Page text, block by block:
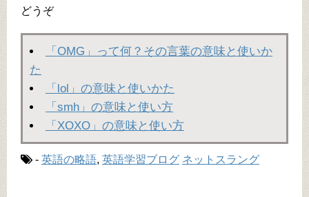
どうぞ
「OMG」って何？その言葉の意味と使いか
た
「lol」の意味と使いかた
「smh」の意味と使い方
「XOXO」の意味と使い方
- 英語の略語, 英語学習ブログ ネットスラング